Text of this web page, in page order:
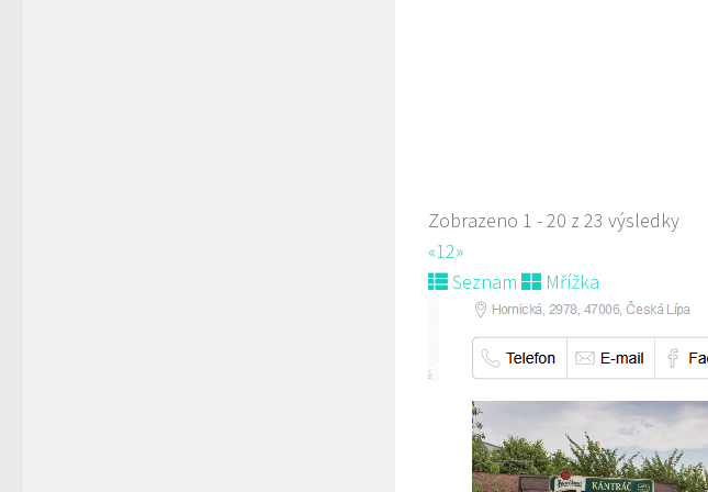
Web s objednávkou či nabídkou
Zobrazeno 1 - 20 z 23 výsledky
«12»
Seznam
Mřížka